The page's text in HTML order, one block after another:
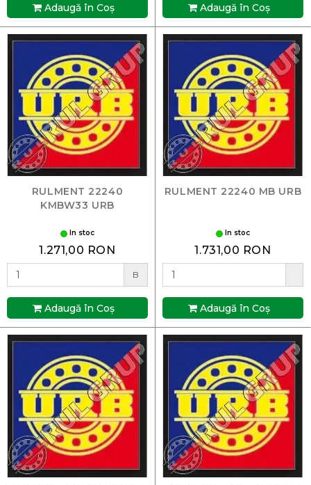
Adaugă în Coş Adaugă în Coş
RULMENT 22240
KMBW33 URB
In stoc
1.271,00 RON
B
Adaugă în Coş
RULMENT 22240 MB URB
In stoc
1.731,00 RON
Adaugă în Coş